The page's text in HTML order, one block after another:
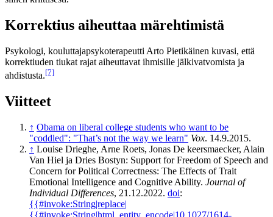
Korrektius aiheuttaa märehtimistä
Psykologi, kouluttajapsykoterapeutti Arto Pietikäinen kuvasi, että
korrektiuden tiukat rajat aiheuttavat ihmisille jälkivatvomista ja
ahdistusta.[7]
Viitteet
↑ Obama on liberal college students who want to be
"coddled": "That’s not the way we learn" Vox. 14.9.2015.
↑ Louise Drieghe, Arne Roets, Jonas De keersmaecker, Alain
Van Hiel ja Dries Bostyn: Support for Freedom of Speech and
Concern for Political Correctness: The Effects of Trait
Emotional Intelligence and Cognitive Ability. Journal of
Individual Differences, 21.12.2022. doi:
{{#invoke:String|replace|
{{#invoke:String|html_entity_encode|10.1027/1614-